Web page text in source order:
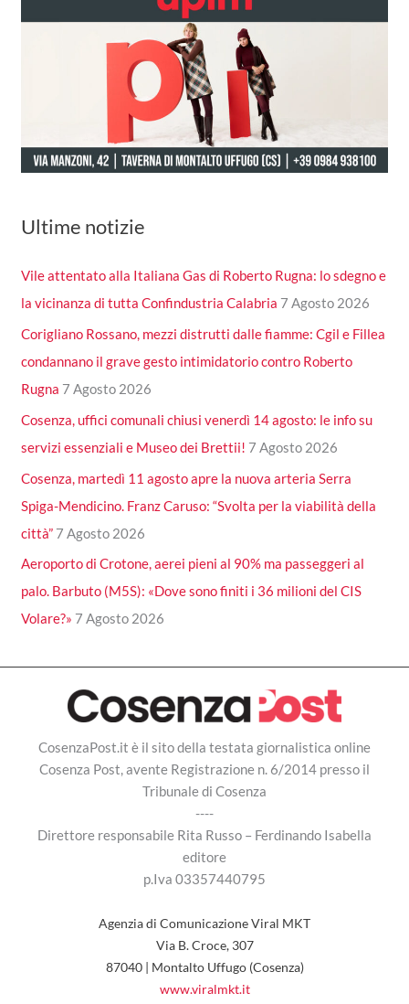
Ultime notizie
Vile attentato alla Italiana Gas di Roberto Rugna: lo sdegno e
la vicinanza di tutta Confindustria Calabria 7 Agosto 2026
Corigliano Rossano, mezzi distrutti dalle fiamme: Cgil e Fillea
condannano il grave gesto intimidatorio contro Roberto
Rugna 7 Agosto 2026
Cosenza, uffici comunali chiusi venerdì 14 agosto: le info su
servizi essenziali e Museo dei Brettii! 7 Agosto 2026
Cosenza, martedì 11 agosto apre la nuova arteria Serra
Spiga-Mendicino. Franz Caruso: “Svolta per la viabilità della
città” 7 Agosto 2026
Aeroporto di Crotone, aerei pieni al 90% ma passeggeri al
palo. Barbuto (M5S): «Dove sono finiti i 36 milioni del CIS
Volare?» 7 Agosto 2026
CosenzaPost.it è il sito della testata giornalistica online
Cosenza Post, avente Registrazione n. 6/2014 presso il
Tribunale di Cosenza
----
Direttore responsabile Rita Russo – Ferdinando Isabella
editore
p.Iva 03357440795
Agenzia di Comunicazione Viral MKT
Via B. Croce, 307
87040 | Montalto Uffugo (Cosenza)
www.viralmkt.it